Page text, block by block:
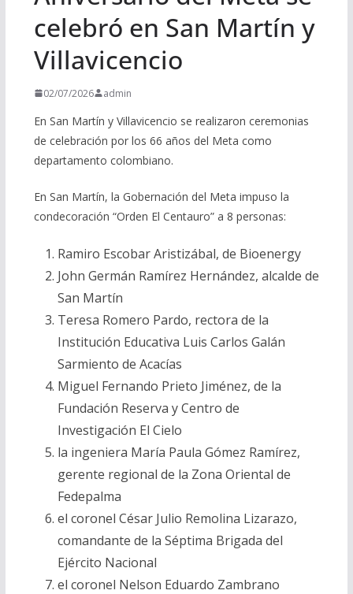
celebró en San Martín y
Villavicencio
02/07/2026 admin
En San Martín y Villavicencio se realizaron ceremonias
de celebración por los 66 años del Meta como
departamento colombiano.
En San Martín, la Gobernación del Meta impuso la
condecoración “Orden El Centauro” a 8 personas:
Ramiro Escobar Aristizábal, de Bioenergy
John Germán Ramírez Hernández, alcalde de
San Martín
Teresa Romero Pardo, rectora de la
Institución Educativa Luis Carlos Galán
Sarmiento de Acacías
Miguel Fernando Prieto Jiménez, de la
Fundación Reserva y Centro de
Investigación El Cielo
la ingeniera María Paula Gómez Ramírez,
gerente regional de la Zona Oriental de
Fedepalma
el coronel César Julio Remolina Lizarazo,
comandante de la Séptima Brigada del
Ejército Nacional
el coronel Nelson Eduardo Zambrano